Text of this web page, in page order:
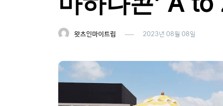
왓츠인마이트립 2023년 08월 08일